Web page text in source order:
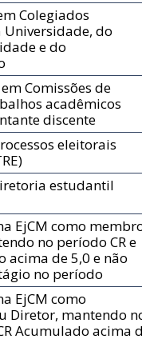
Colegiados
Universidade, do
e do
Comissões de
acadêmicos
discente
eleitorais
estudantil
EjCM como
no período CR e
acima de 5,0 e não
no período
EjCM como
Diretor, mantendo
Acumulado acima